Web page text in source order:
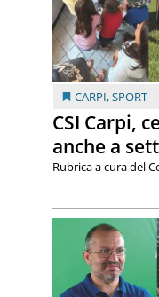
CARPI,SPORT
CSI Carpi,
anche a
Rubrica a cura del